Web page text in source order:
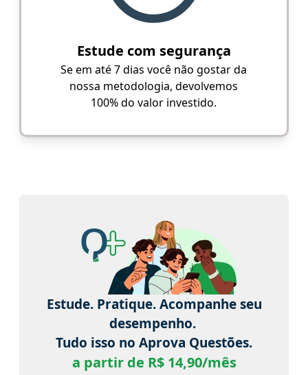
Estude com segurança
Se em até 7 dias você não gostar da
nossa metodologia, devolvemos
100% do valor investido.
Estude. Pratique. Acompanhe seu
desempenho.
Tudo isso no Aprova Questões.
a partir de R$ 14,90/mês